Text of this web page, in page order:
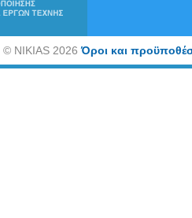
©NIKIAS 2026Όροι και